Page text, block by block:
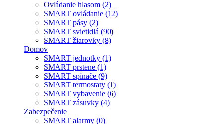
Ovládanie hlasom (2)
SMART ovládanie (12)
SMART pásy (2)
SMART svietidlá (90)
SMART žiarovky (8)
Domov
SMART jednotky (1)
SMART prstene (1)
SMART spínače (9)
SMART termostaty (1)
SMART vybavenie (6)
SMART zásuvky (4)
Zabezpečenie
SMART alarmy (0)